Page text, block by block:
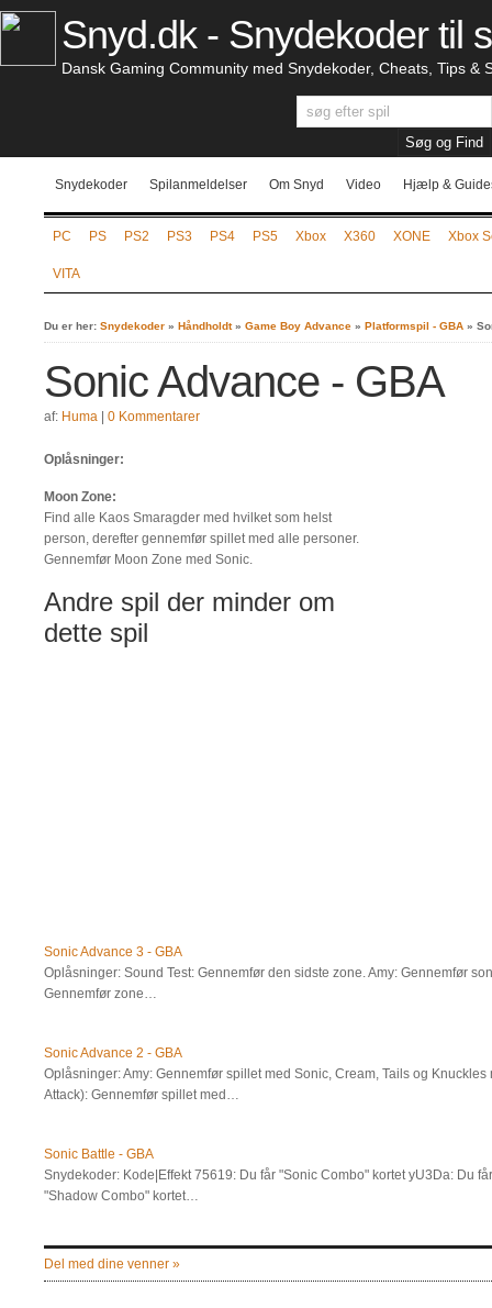
Snyd.dk - Snydekoder til
Dansk Gaming Community med Snydekoder, Cheats, Tips &
Snydekoder Spilanmeldelser Om Snyd Video Hjælp &
PC PS PS2 PS3 PS4 PS5 Xbox X360 XONE Xbox
VITA
Du er her: Snydekoder » Håndholdt» Game Boy Advance » Platformspil - GBA »
Sonic Advance - GBA
af: Huma 0 Kommentarer
Oplåsninger:
Moon Zone:
Find alle Kaos Smaragder med hvilket som helst
person, derefter gennemfør spillet med alle personer.
Gennemfør Moon Zone med Sonic.
Andre spil der minder om
dette spil
Sonic Advance 3 - GBA
Oplåsninger: Sound Test: Gennemfør den sidste zone. Amy: Gennemfør
Gennemfør zone…
Sonic Advance 2 - GBA
Oplåsninger: Amy: Gennemfør spillet med Sonic, Cream, Tails og
Attack): Gennemfør spillet med…
Sonic Battle - GBA
Snydekoder: Kode|Effekt 75619: Du får "Sonic Combo" kortet yU3Da: Du
"Shadow Combo" kortet…
Del med dine venner »